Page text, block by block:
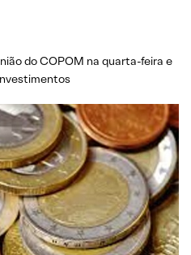
do COPOM na quarta-feira e